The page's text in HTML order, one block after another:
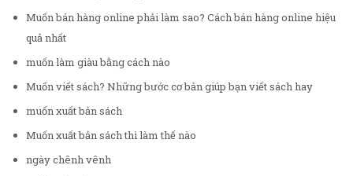
Muốn bán hàng online phải làm sao? Cách bán hàng online hiệu
quả nhất
muốn làm giàu bằng cách nào
Muốn viết sách? Những bước cơ bản giúp bạn viết sách hay
muốn xuất bản sách
Muốn xuất bản sách thì làm thế nào
ngày chênh vênh